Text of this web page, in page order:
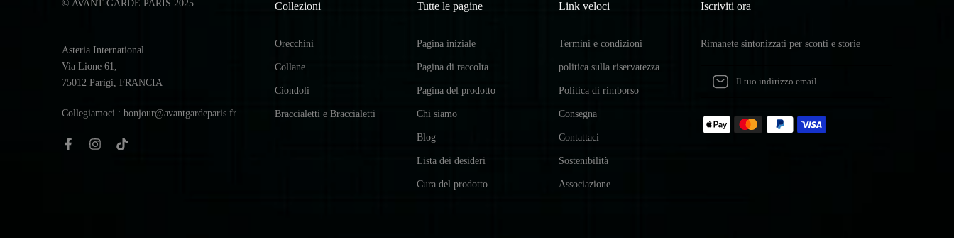
© AVANT-GARDE PARIS 2025
Asteria International
Via Lione 61,
75012 Parigi, FRANCIA
Collegiamoci : bonjour@avantgardeparis.fr
Collezioni
Orecchini
Collane
Ciondoli
Braccialetti e Braccialetti
Tutte le pagine
Pagina iniziale
Pagina di raccolta
Pagina del prodotto
Chi siamo
Blog
Lista dei desideri
Cura del prodotto
Link veloci
Termini e condizioni
politica sulla riservatezza
Politica di rimborso
Consegna
Contattaci
Sostenibilità
Associazione
Iscriviti ora
Rimanete sintonizzati per sconti e storie